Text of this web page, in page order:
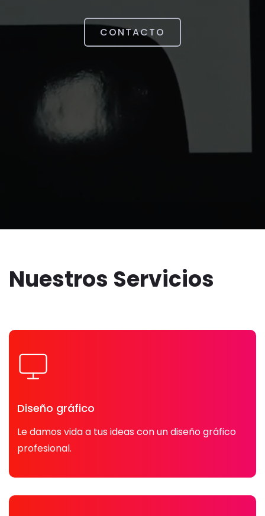
CONTACTO
Nuestros Servicios
Diseño gráfico
Le damos vida a tus ideas con un diseño gráfico
profesional.